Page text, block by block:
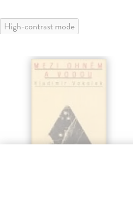
High-contrast mode